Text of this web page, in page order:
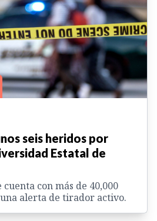
seis heridos por
Estatal de
con más de 40,000
alerta de tirador activo.